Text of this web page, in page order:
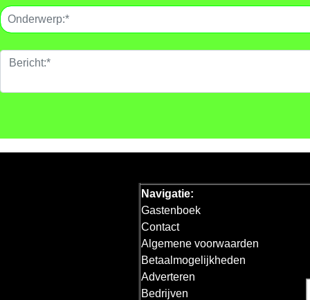
Navigatie:
Gastenboek
Contact
Algemene voorwaarden
Betaalmogelijkheden
Adverteren
Bedrijven